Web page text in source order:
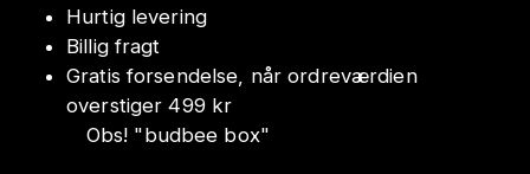
Hurtig levering
Billig fragt
Gratis forsendelse, når ordreværdien
overstiger 499 kr
Obs! "budbee box"